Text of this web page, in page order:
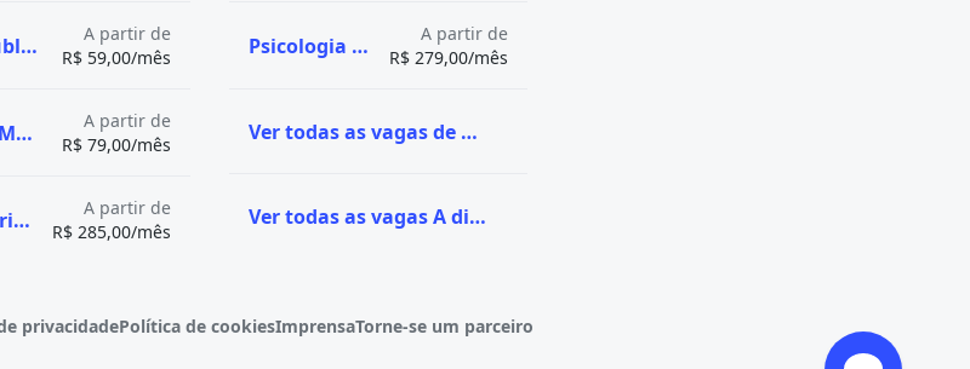
Saúde Pública com ênfase em Saúde da Família
A partir de
R$ 59,00/mês
MBA em Marketing Digital, Growth e Ia
A partir de
R$ 79,00/mês
Engenharia Aeronáutica
A partir de
R$ 285,00/mês
Psicologia Jurídica
A partir de
R$ 279,00/mês
Ver todas as vagas de Pós-graduação na UNISUAM
Ver todas as vagas A distância (EaD) na UNISUAM
privacidadePolítica de cookiesImprensaTorne-se um parceiro